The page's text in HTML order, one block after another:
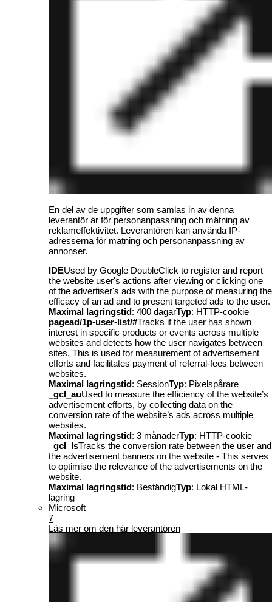
En del av de uppgifter som samlas in av denna
leverantör är för personanpassning och mätning av
reklameffektivitet. Leverantören kan använda IP-
adresserna för mätning och personanpassning av
annonser.
IDEUsed by Google DoubleClick to register and report
the website user's actions after viewing or clicking one
of the advertiser's ads with the purpose of measuring the
efficacy of an ad and to present targeted ads to the user.
Maximal lagringstid: 400 dagarTyp: HTTP-cookie
pagead/1p-user-list/#Tracks if the user has shown
interest in specific products or events across multiple
websites and detects how the user navigates between
sites. This is used for measurement of advertisement
efforts and facilitates payment of referral-fees between
websites.
Maximal lagringstid: SessionTyp: Pixelspårare
_gcl_auUsed to measure the efficiency of the website’s
advertisement efforts, by collecting data on the
conversion rate of the website’s ads across multiple
websites.
Maximal lagringstid: 3 månaderTyp: HTTP-cookie
_gcl_lsTracks the conversion rate between the user and
the advertisement banners on the website - This serves
to optimise the relevance of the advertisements on the
website.
Maximal lagringstid: BeständigTyp: Lokal HTML-
lagring
Microsoft
7
Läs mer om den här leverantören